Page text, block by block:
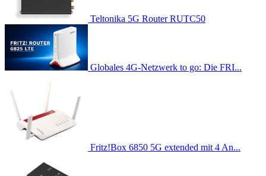
Teltonika 5G Router RUTC50
Globales 4G-Netzwerk to go: Die FRI...
Fritz!Box 6850 5G extended mit 4 An...